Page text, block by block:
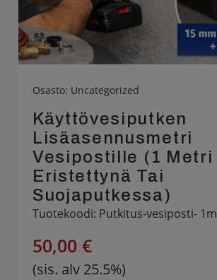
Osasto: Uncategorized
Käyttövesiputken
Lisäasennusmetri
Vesipostille (1 Metri
Eristettynä Tai
Suojaputkessa)
Tuotekoodi: Putkitus-vesiposti- 1m
50,00 €
(sis. alv 25.5%)